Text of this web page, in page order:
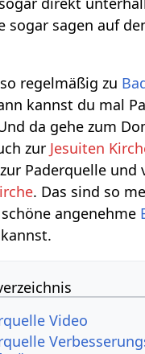
sogar sagen auf
regelmäßig zu
kannst du mal
da gehe zum
zur Jesuiten
Paderquelle und
. Das sind so
angenehme
Paderquelle‏‎ Video